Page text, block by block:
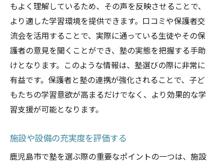
もよく理解しているため、その声を反映させることで、
より適した学習環境を提供できます。口コミや保護者交
流会を活用することで、実際に通っている生徒やその保
護者の意見を聞くことができ、塾の実態を把握する手助
けとなります。このような情報は、塾選びの際に非常に
有益です。保護者と塾の連携が強化されることで、子ど
もたちの学習意欲が高まるだけでなく、より効果的な学
習支援が可能となります。
施設や設備の充実度を評価する
鹿児島市で塾を選ぶ際の重要なポイントの一つは、施設